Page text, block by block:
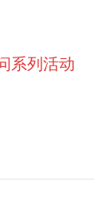
系列活动